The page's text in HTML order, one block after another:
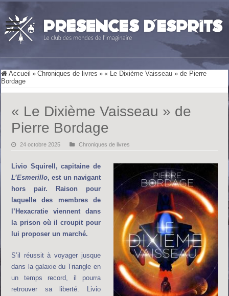
Accueil » Chroniques de livres » « Le Dixième Vaisseau » de Pierre
Bordage
« Le Dixième Vaisseau » de
Pierre Bordage
24 octobre 2025 Chroniques de livres
Livio Squirell, capitaine de
L’Esmerillo, est un navigant
hors pair. Raison pour
laquelle des membres de
l’Hexacratie viennent dans
la prison où il croupit pour
lui proposer un marché.
S’il réussit à voyager jusque
dans la galaxie du Triangle en
un temps record, il pourra
retrouver sa liberté. Livio